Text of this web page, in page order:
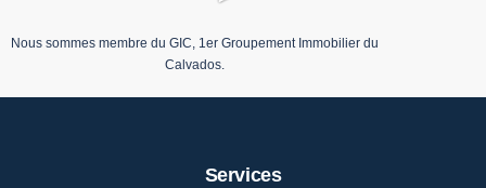
Nous sommes membre du GIC, 1er Groupement Immobilier du
Calvados.
Services